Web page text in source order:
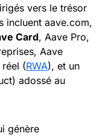
vers le trésor
incluent aave.com,
Card, Aave Pro,
Aave
(RWA), et un
adossé au
génère